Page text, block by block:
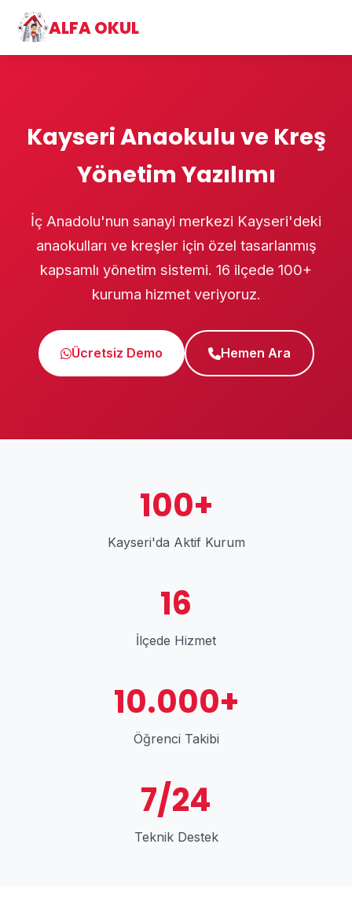
ALFA OKUL
Kayseri Anaokulu ve Kreş
Yönetim Yazılımı
İç Anadolu'nun sanayi merkezi Kayseri'deki
anaokulları ve kreşler için özel tasarlanmış
kapsamlı yönetim sistemi. 16 ilçede 100+
kuruma hizmet veriyoruz.
Ücretsiz Demo Hemen Ara
100+
Kayseri'da Aktif Kurum
16
İlçede Hizmet
10.000+
Öğrenci Takibi
7/24
Teknik Destek